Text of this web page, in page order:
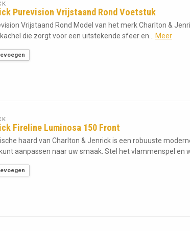
Purevision Vrijstaand Rond Voetstuk
Vrijstaand Rond Model van het merk Charlton &
die zorgt voor een uitstekende sfeer en...
Meer
Fireline Luminosa 150 Front
haard van Charlton & Jenrick is een robuuste
aanpassen naar uw smaak. Stel het vlammenspel en